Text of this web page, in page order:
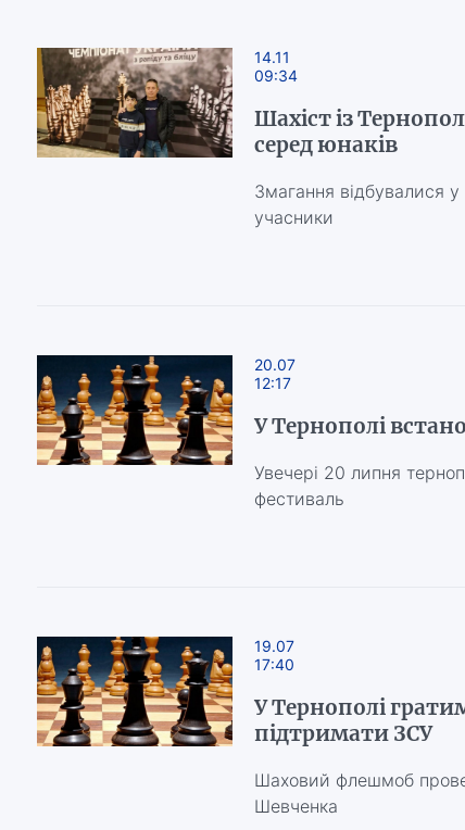
14.11
09:34
Шахіст із
серед юнаків
Змагання відбувалися у
учасники
20.07
12:17
У Тернополі
Увечері 20 липня
фестиваль
19.07
17:40
У Тернополі
підтримати ЗСУ
Шаховий флешмоб
Шевченка